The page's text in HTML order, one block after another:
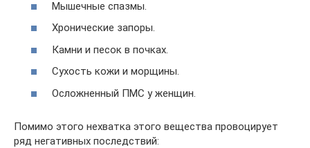
Мышечные спазмы.
Хронические запоры.
Камни и песок в почках.
Сухость кожи и морщины.
Осложненный ПМС у женщин.
Помимо этого нехватка этого вещества провоцирует
ряд негативных последствий: